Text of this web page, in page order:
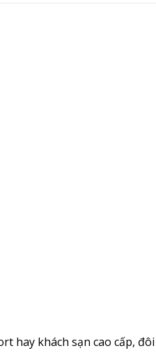
hay khách sạn cao cấp,